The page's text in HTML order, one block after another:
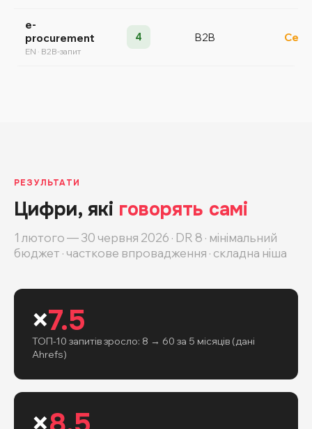
e-
procurement
EN · B2B-запит
4 B2B
РЕЗУЛЬТАТИ
Цифри, які говорять самі
1 лютого — 30 червня 2026 · DR 8 · мінімальний
бюджет · часткове впровадження · складна ніша
×7.5
ТОП-10 запитів зросло: 8 → 60 за 5 місяців (дані
Ahrefs)